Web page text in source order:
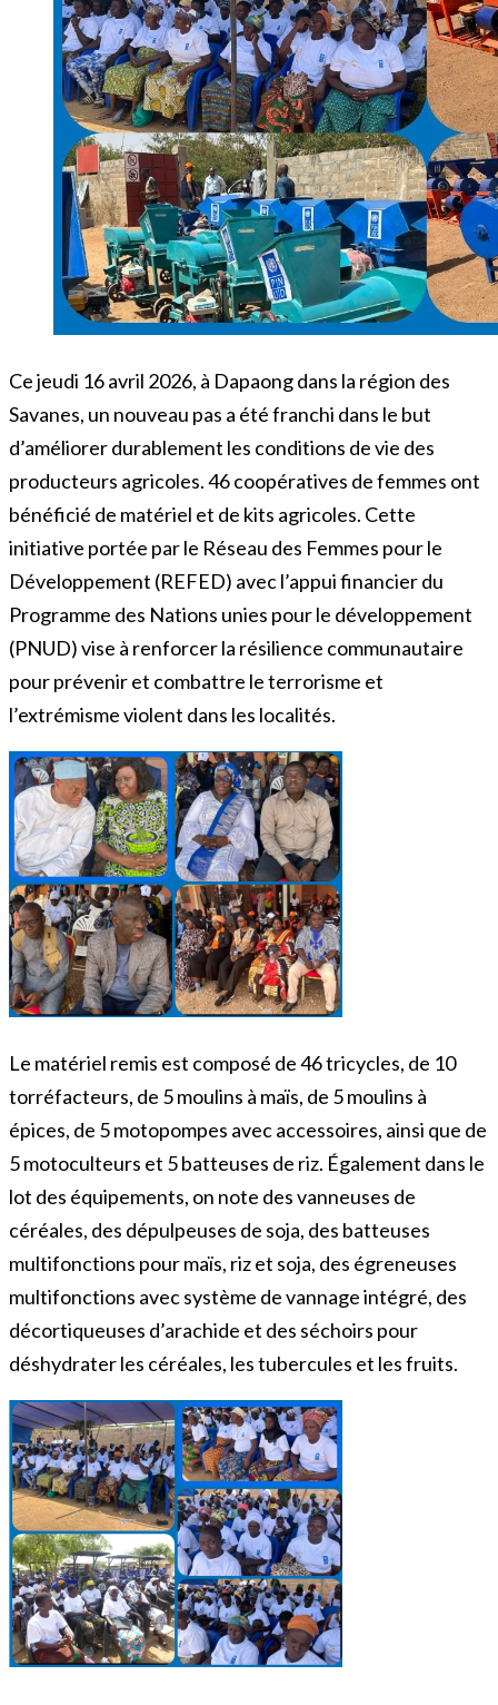
Ce jeudi 16 avril 2026, à Dapaong dans la région des
Savanes, un nouveau pas a été franchi dans le but
d’améliorer durablement les conditions de vie des
producteurs agricoles. 46 coopératives de femmes ont
bénéficié de matériel et de kits agricoles. Cette
initiative portée par le Réseau des Femmes pour le
Développement (REFED) avec l’appui financier du
Programme des Nations unies pour le développement
(PNUD) vise à renforcer la résilience communautaire
pour prévenir et combattre le terrorisme et
l’extrémisme violent dans les localités.
Le matériel remis est composé de 46 tricycles, de 10
torréfacteurs, de 5 moulins à maïs, de 5 moulins à
épices, de 5 motopompes avec accessoires, ainsi que de
5 motoculteurs et 5 batteuses de riz. Également dans le
lot des équipements, on note des vanneuses de
céréales, des dépulpeuses de soja, des batteuses
multifonctions pour maïs, riz et soja, des égreneuses
multifonctions avec système de vannage intégré, des
décortiqueuses d’arachide et des séchoirs pour
déshydrater les céréales, les tubercules et les fruits.